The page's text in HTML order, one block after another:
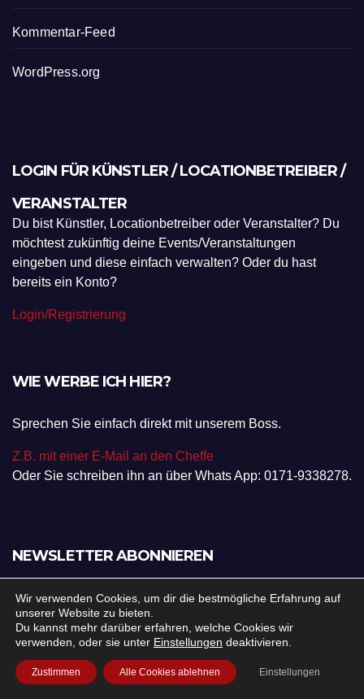
Kommentar-Feed
WordPress.org
LOGIN FÜR KÜNSTLER / LOCATIONBETREIBER /
VERANSTALTER
Du bist Künstler, Locationbetreiber oder Veranstalter? Du
möchtest zukünftig deine Events/Veranstaltungen
eingeben und diese einfach verwalten? Oder du hast
bereits ein Konto?
Login/Registrierung
WIE WERBE ICH HIER?
Sprechen Sie einfach direkt mit unserem Boss.
Z.B. mit einer E-Mail an den Cheffe
Oder Sie schreiben ihn an über Whats App: 0171-9338278.
NEWSLETTER ABONNIEREN
Wir verwenden Cookies, um dir die bestmögliche Erfahrung auf
unserer Website zu bieten.
Du kannst mehr darüber erfahren, welche Cookies wir
verwenden, oder sie unter Einstellungen deaktivieren.
Zustimmen Alle Cookies ablehnen Einstellungen